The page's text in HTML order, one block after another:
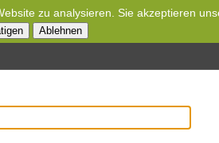
zu analysieren. Sie akzeptieren
Ablehnen